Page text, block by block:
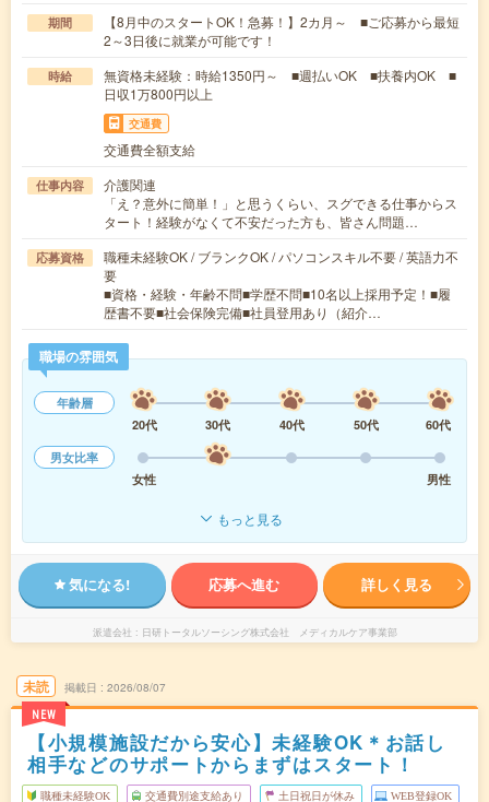
期間
【8月中のスタートOK！急募！】2カ月～ ■ご応募から最短
2～3日後に就業が可能です！
時給
無資格未経験：時給1350円～ ■週払いOK ■扶養内OK ■
日収1万800円以上
交通費
交通費全額支給
仕事内容
介護関連
「え？意外に簡単！」と思うくらい、スグできる仕事からス
タート！経験がなくて不安だった方も、皆さん問題…
応募資格
職種未経験OK / ブランクOK / パソコンスキル不要 / 英語力不
要
■資格・経験・年齢不問■学歴不問■10名以上採用予定！■履
歴書不要■社会保険完備■社員登用あり（紹介…
職場の雰囲気
年齢層
20代
30代 40代 50代
60代
男女比率
女性
男性
もっと見る
気になる! 応募へ進む 詳しく見る
派遣会社 日研トータルソーシング株式会社 メディカルケア事業部
未読
NEW
掲載日 2026/08/07
【小規模施設だから安心】未経験OK＊お話し
相手などのサポートからまずはスタート！
職種未経験OK 交通費別途支給あり 土日祝日が休み WEB登録OK